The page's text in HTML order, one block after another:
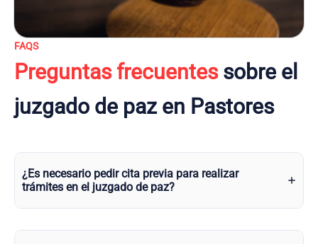
FAQS
Preguntas frecuentessobre el
juzgado de paz en Pastores
¿Es necesario pedir cita previa para realizar
trámites en el juzgado de paz?